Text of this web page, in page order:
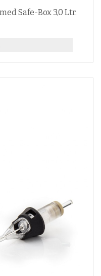
Safe-Box 3,0 Ltr.